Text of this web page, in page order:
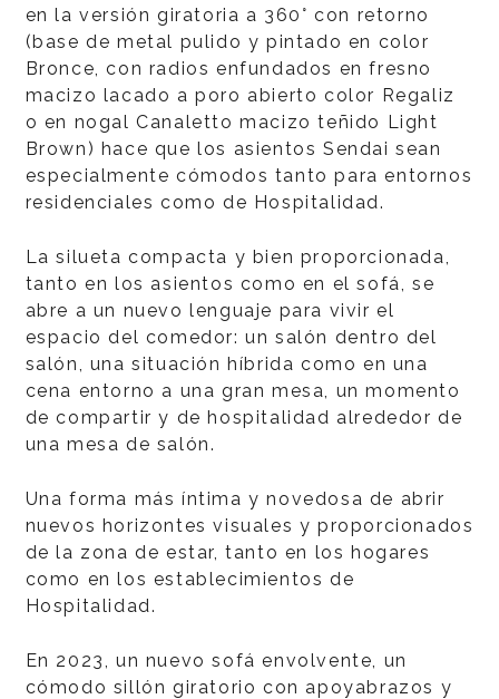
en la versión giratoria a 360° con retorno
(base de metal pulido y pintado en color
Bronce, con radios enfundados en fresno
macizo lacado a poro abierto color Regaliz
o en nogal Canaletto macizo teñido Light
Brown) hace que los asientos Sendai sean
especialmente cómodos tanto para entornos
residenciales como de Hospitalidad.
La silueta compacta y bien proporcionada,
tanto en los asientos como en el sofá, se
abre a un nuevo lenguaje para vivir el
espacio del comedor: un salón dentro del
salón, una situación híbrida como en una
cena entorno a una gran mesa, un momento
de compartir y de hospitalidad alrededor de
una mesa de salón.
Una forma más íntima y novedosa de abrir
nuevos horizontes visuales y proporcionados
de la zona de estar, tanto en los hogares
como en los establecimientos de
Hospitalidad.
En 2023, un nuevo sofá envolvente, un
cómodo sillón giratorio con apoyabrazos y